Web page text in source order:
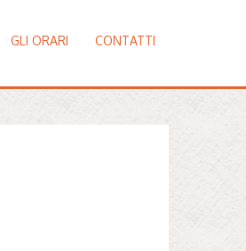
GLI ORARI CONTATTI